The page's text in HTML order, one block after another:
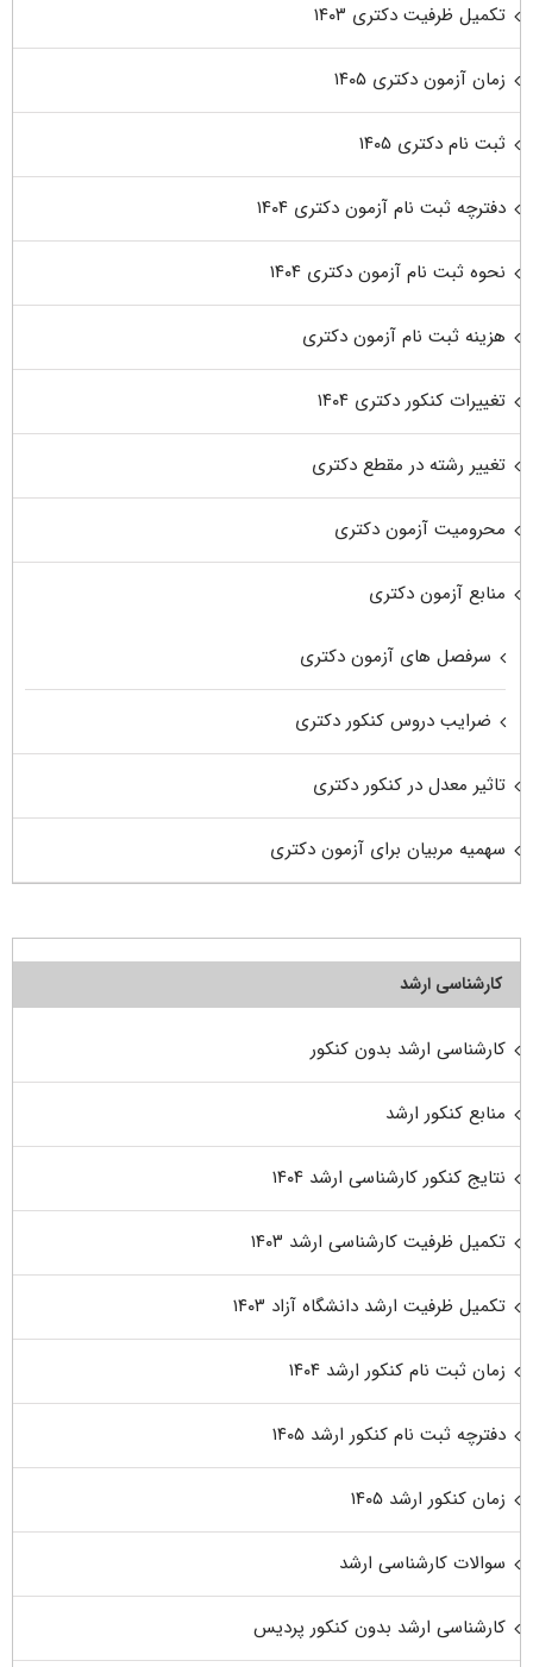
تکمیل ظرفیت دکتری ۱۴۰۳
زمان آزمون دکتری ۱۴۰۵
ثبت نام دکتری ۱۴۰۵
دفترچه ثبت نام آزمون دکتری ۱۴۰۴
نحوه ثبت نام آزمون دکتری ۱۴۰۴
هزینه ثبت نام آزمون دکتری
تغییرات کنکور دکتری ۱۴۰۴
تغییر رشته در مقطع دکتری
محرومیت آزمون دکتری
منابع آزمون دکتری
سرفصل های آزمون دکتری
ضرایب دروس کنکور دکتری
تاثیر معدل در کنکور دکتری
سهمیه مربیان برای آزمون دکتری
کارشناسی ارشد
کارشناسی ارشد بدون کنکور
منابع کنکور ارشد
نتایج کنکور کارشناسی ارشد ۱۴۰۴
تکمیل ظرفیت کارشناسی ارشد ۱۴۰۳
تکمیل ظرفیت ارشد دانشگاه آزاد ۱۴۰۳
زمان ثبت نام کنکور ارشد ۱۴۰۴
دفترچه ثبت نام کنکور ارشد ۱۴۰۵
زمان کنکور ارشد ۱۴۰۵
سوالات کارشناسی ارشد
کارشناسی ارشد بدون کنکور پردیس